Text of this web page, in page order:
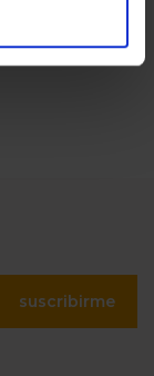
suscribirme